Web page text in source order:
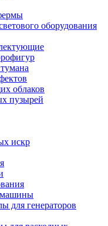
оборудования
облаков
пузырей
искр
для генераторов